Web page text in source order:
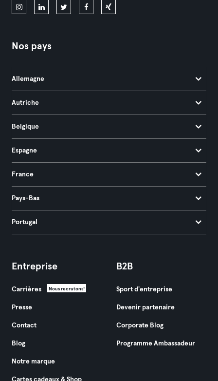
Nos pays
Allemagne
Autriche
Belgique
Espagne
France
Pays-Bas
Portugal
Entreprise
Carrières Nous recrutons!
Presse
Contact
Blog
Notre marque
Cartes cadeaux & Shop
B2B
Sport d'entreprise
Devenir partenaire
Corporate Blog
Programme Ambassadeur